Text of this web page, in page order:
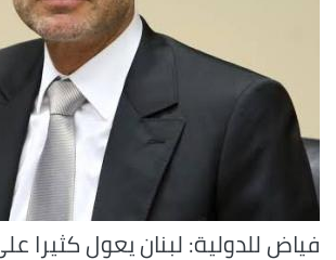
فياض للدولية: لبنان يعول كثيرا